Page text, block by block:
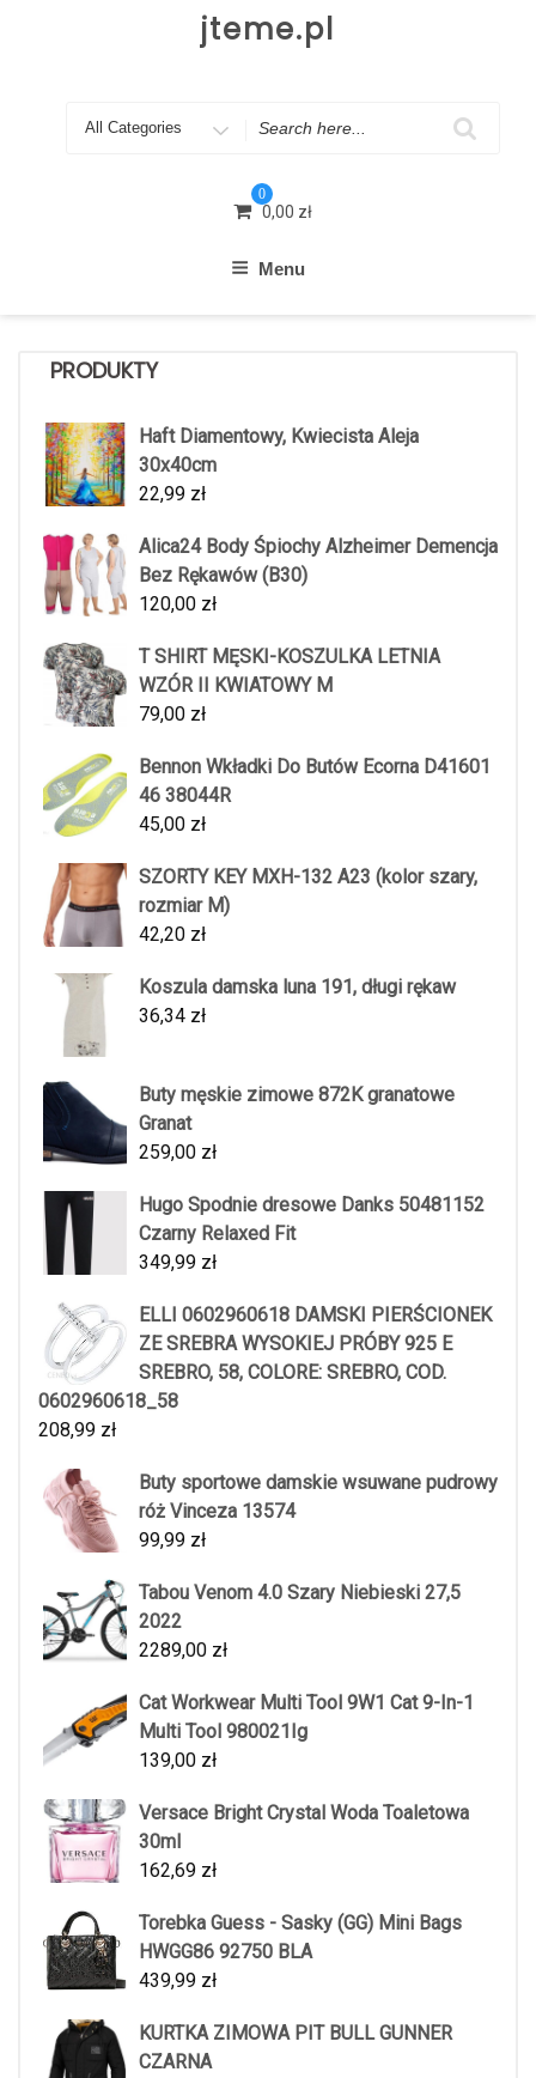
jteme.pl
Search
0
0,00 zł
Menu
PRODUKTY
Haft Diamentowy, Kwiecista Aleja
30x40cm
22,99 zł
Alica24 Body Śpiochy Alzheimer Demencja
Bez Rękawów (B30)
120,00 zł
T SHIRT MĘSKI-KOSZULKA LETNIA
WZÓR II KWIATOWY M
79,00 zł
Bennon Wkładki Do Butów Ecorna D41601
46 38044R
45,00 zł
SZORTY KEY MXH-132 A23 (kolor szary,
rozmiar M)
42,20 zł
Koszula damska luna 191, długi rękaw
36,34 zł
Buty męskie zimowe 872K granatowe
Granat
259,00 zł
Hugo Spodnie dresowe Danks 50481152
Czarny Relaxed Fit
349,99 zł
ELLI 0602960618 DAMSKI PIERŚCIONEK
ZE SREBRA WYSOKIEJ PRÓBY 925 E
SREBRO, 58, COLORE: SREBRO, COD.
0602960618_58
208,99 zł
Buty sportowe damskie wsuwane pudrowy
róż Vinceza 13574
99,99 zł
Tabou Venom 4.0 Szary Niebieski 27,5
2022
2289,00 zł
Cat Workwear Multi Tool 9W1 Cat 9-In-1
Multi Tool 980021Ig
139,00 zł
Versace Bright Crystal Woda Toaletowa
30ml
162,69 zł
Torebka Guess - Sasky (GG) Mini Bags
HWGG86 92750 BLA
439,99 zł
KURTKA ZIMOWA PIT BULL GUNNER
CZARNA